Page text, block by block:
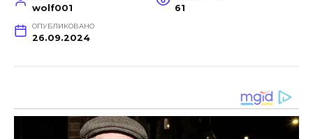
wolf001 61
ОПУБЛИКОВАНО
26.09.2024